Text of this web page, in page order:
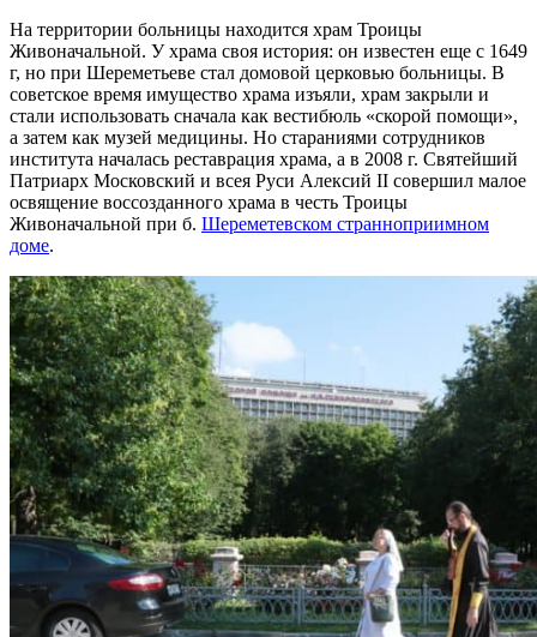
На территории больницы находится храм Троицы
Живоначальной. У храма своя история: он известен еще с 1649
г, но при Шереметьеве стал домовой церковью больницы. В
советское время имущество храма изъяли, храм закрыли и
стали использовать сначала как вестибюль «скорой помощи»,
а затем как музей медицины. Но стараниями сотрудников
института началась реставрация храма, а в 2008 г. Святейший
Патриарх Московский и всея Руси Алексий II совершил малое
освящение воссозданного храма в честь Троицы
Живоначальной при б. Шереметевском странноприимном
доме.